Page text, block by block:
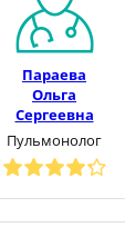
Параева
Ольга
Сергеевна
Пульмонолог